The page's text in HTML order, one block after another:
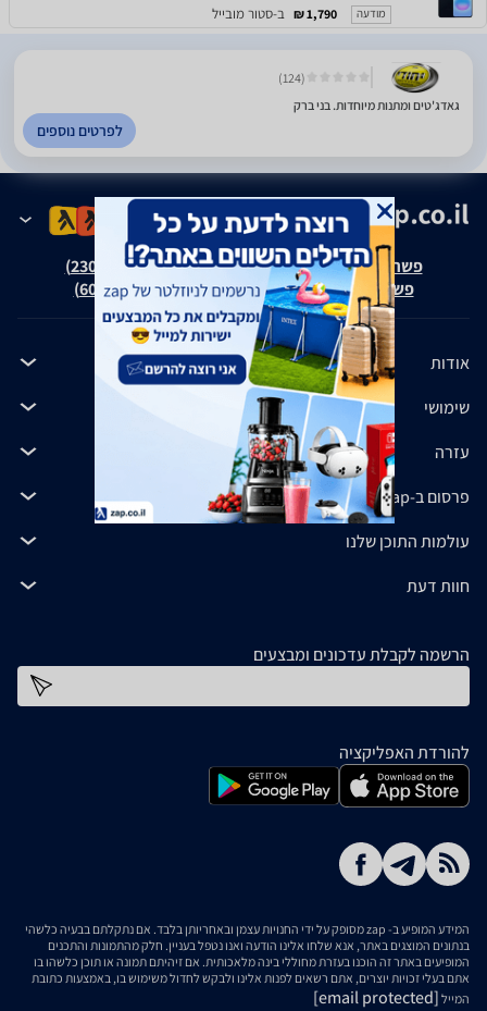
מודעה 1,790 ₪ ב-סטור מובייל
(124)
גאדג'טים ומתנות מיוחדות. בני ברק
לפרטים נוספים
פשרה בת"צ אבנצ'יק נ' זאפ גרופ (ת"צ 23008-08-20)
פשרה בת"צ כהנים נ' זאפ גרופ (ת"צ 60371-12-19)
אודות
שימושי
עזרה
פרסום ב-zap
עולמות התוכן שלנו
חוות דעת
הרשמה לקבלת עדכונים ומבצעים
להורדת האפליקציה
המידע המופיע ב- zap מסופק על ידי החנויות עצמן ובאחריותן בלבד. אם נתקלתם בבעיה כלשהי
בנתונים המוצגים באתר, אנא שלחו אלינו הודעה ואנו נטפל בעניין. חלק מהתמונות והתכנים
המופיעים באתר זה הוכנו בעזרת מחוללי בינה מלאכותית. אם זיהיתם תמונה או תוכן כלשהו בו
אתם בעלי זכויות יוצרים, אתם רשאים לפנות אלינו ולבקש לחדול משימוש בו, באמצעות כתובת
המייל [email protected]